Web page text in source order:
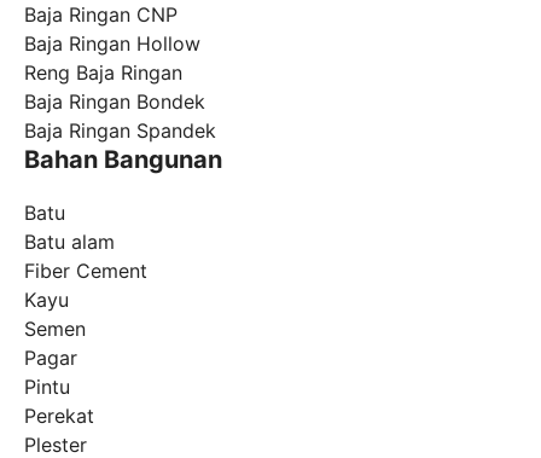
Baja Ringan CNP
Baja Ringan Hollow
Reng Baja Ringan
Baja Ringan Bondek
Baja Ringan Spandek
Bahan Bangunan
Batu
Batu alam
Fiber Cement
Kayu
Semen
Pagar
Pintu
Perekat
Plester